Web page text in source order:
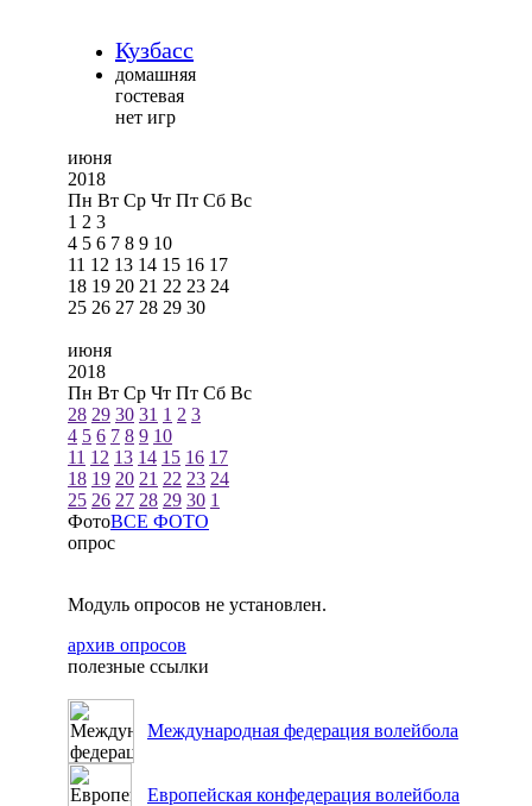
Кузбасс
домашняя
гостевая
нет игр
июня
2018
Пн Вт Ср Чт Пт Сб Вс
1 2 3
4 5 6 7 8 9 10
11 12 13 14 15 16 17
18 19 20 21 22 23 24
25 26 27 28 29 30
июня
2018
Пн Вт Ср Чт Пт Сб Вс
28 29 30 31 1 2 3
4 5 6 7 8 9 10
11 12 13 14 15 16 17
18 19 20 21 22 23 24
25 26 27 28 29 30 1
ФотоВСЕ ФОТО
опрос
Модуль опросов не установлен.
архив опросов
полезные ссылки
Международная федерация волейбола
Европейская конфедерация волейбола